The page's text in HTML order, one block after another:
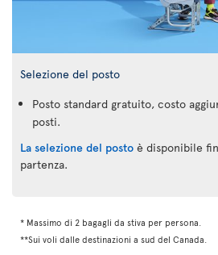
Selezione del posto
Posto standard gratuito, costo
posti.
La selezione del posto è disponibile
partenza.
* Massimo di 2 bagagli da stiva per persona.
**Sui voli dalle destinazioni a sud del Canada.